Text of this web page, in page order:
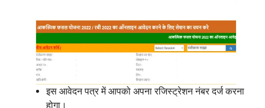
इस आवेदन पत्र में आपको अपना रजिस्ट्रेशन नंबर दर्ज करना
होगा।